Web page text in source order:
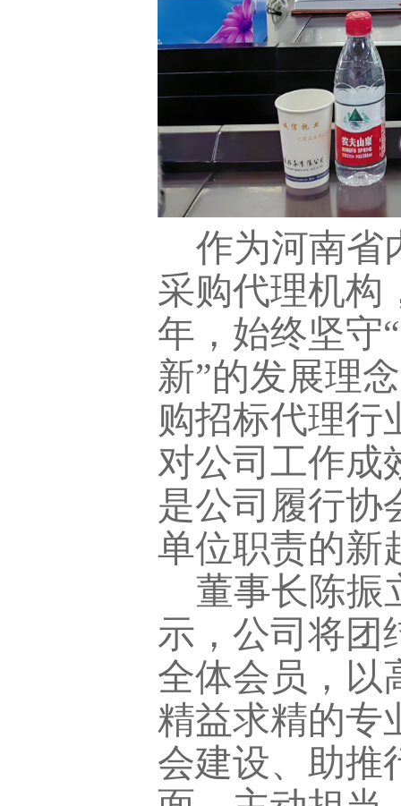
作为河南省
采购代理机构
年，始终坚守
新”的发展理
购招标代理行
对公司工作成
是公司履行协
单位职责的新
董事长陈振
示，公司将团
全体会员，以
精益求精的专
会建设、助推